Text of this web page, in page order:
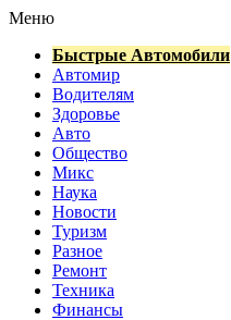
Меню
Быстрые Автомобили
Автомир
Водителям
Здоровье
Авто
Общество
Микс
Наука
Новости
Туризм
Разное
Ремонт
Техника
Финансы